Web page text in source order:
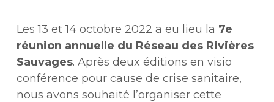
Les 13 et 14 octobre 2022 a eu lieu la 7e
réunion annuelle du Réseau des Rivières
Sauvages. Après deux éditions en visio
conférence pour cause de crise sanitaire,
nous avons souhaité l’organiser cette